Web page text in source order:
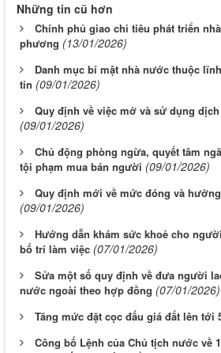
Những tin cũ hơn
Chính phủ giao chỉ tiêu phát triển
phương (13/01/2026)
Danh mục bí mật nhà nước thuộc
tin (09/01/2026)
Quy định về việc mở và sử dụng
(09/01/2026)
Chủ động phòng ngừa, quyết tâm
tội phạm mua bán người (09/01/2026)
Quy định mới về mức đóng và
(09/01/2026)
Hướng dẫn khám sức khoẻ cho
bố trí làm việc (07/01/2026)
Sửa một số quy định về đưa người
nước ngoài theo hợp đồng (07/01/2026)
Tăng mức đặt cọc đấu giá đất lên tới
Công bố Lệnh của Chủ tịch nước về